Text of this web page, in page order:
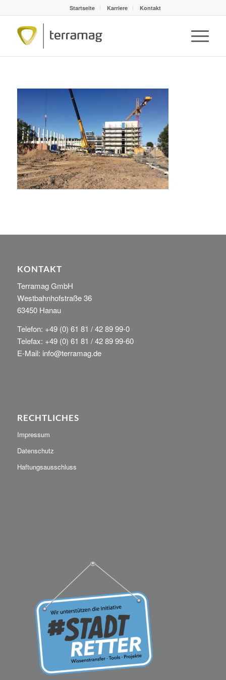
Startseite Karriere Kontakt
KONTAKT
Terramag GmbH
Westbahnhofstraße 36
63450 Hanau
Telefon: +49 (0) 61 81 / 42 89 99-0
Telefax: +49 (0) 61 81 / 42 89 99-60
E-Mail: info@terramag.de
RECHTLICHES
Impressum
Datenschutz
Haftungsausschluss